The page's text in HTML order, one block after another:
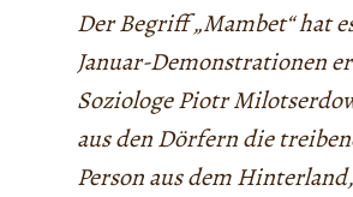
Der Begriff „Mambet“ hat
Januar-Demonstrationen
Soziologe Piotr
aus den Dörfern die
Person aus dem